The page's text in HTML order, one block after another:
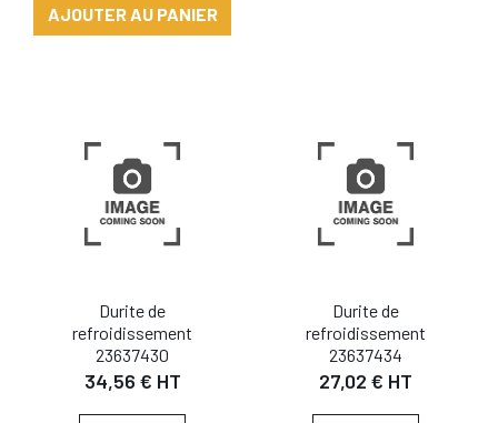
AJOUTER AU PANIER
Durite de
refroidissement
23637430
34,56 € HT
Durite de
refroidissement
23637434
27,02 € HT